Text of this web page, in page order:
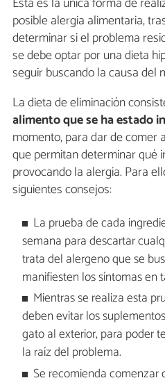
posible alergia alimentaria,
determinar si el problema
se debe optar por una dieta
seguir buscando la causa del
La dieta de eliminación
alimento que se ha estado
momento, para dar de comer
que permitan determinar qué
provocando la alergia. Para
siguientes consejos:
La prueba de cada
semana para descartar
trata del alergeno que se
manifiesten los síntomas en
Mientras se realiza esta
deben evitar los
gato al exterior, para poder
la raíz del problema.
Se recomienda comenzar